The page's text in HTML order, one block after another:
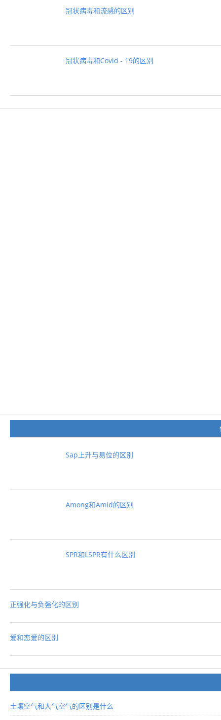
冠状病毒和流感的区别
冠状病毒和Covid - 19的区别
Sap上升与易位的区别
Among和Amid的区别
SPR和LSPR有什么区别
正强化与负强化的区别
爱和恋爱的区别
土壤空气和大气空气的区别是什么